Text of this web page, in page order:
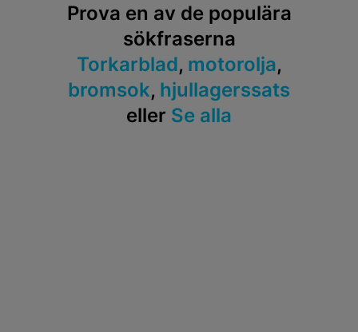
Prova en av de populära
sökfraserna
Torkarblad, motorolja,
bromsok, hjullagerssats
eller Se alla